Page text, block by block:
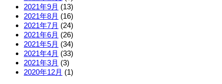
2021年9月 (13)
2021年8月 (16)
2021年7月 (24)
2021年6月 (26)
2021年5月 (34)
2021年4月 (33)
2021年3月 (3)
2020年12月 (1)